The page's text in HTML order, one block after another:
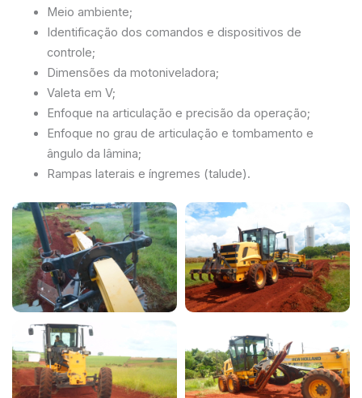
Meio ambiente;
Identificação dos comandos e dispositivos de
controle;
Dimensões da motoniveladora;
Valeta em V;
Enfoque na articulação e precisão da operação;
Enfoque no grau de articulação e tombamento e
ângulo da lâmina;
Rampas laterais e íngremes (talude).